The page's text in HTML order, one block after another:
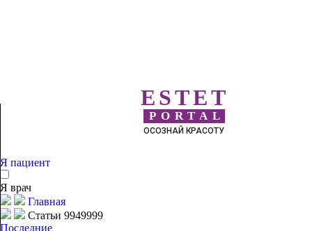
ESTET
PORTAL
ОСОЗНАЙ КРАСОТУ
Я пациент
Я врач
Главная
Статьи 9949999
Последние